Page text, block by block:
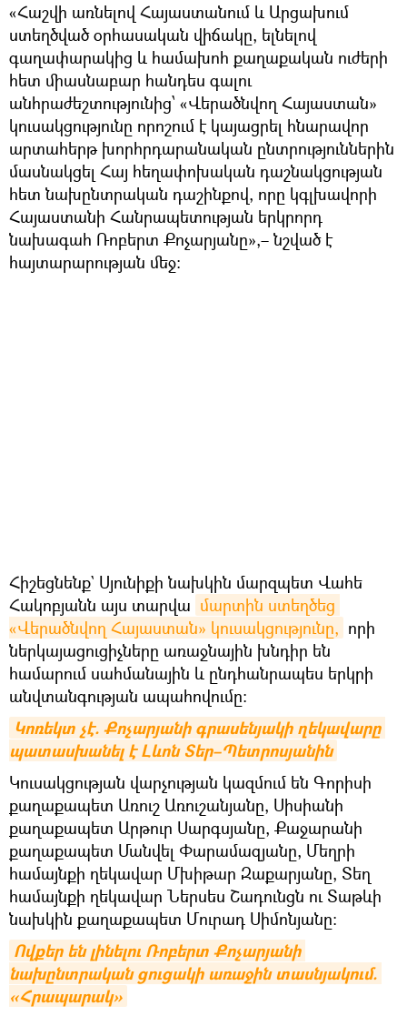
«Հաշվի առնելով Հայաստանում և Արցախում
ստեղծված օրհասական վիճակը, ելնելով
գաղափարակից և համախոհ քաղաքական ուժերի
հետ միասնաբար հանդես գալու
անհրաժեշտությունից՝ «Վերածնվող Հայաստան»
կուսակցությունը որոշում է կայացրել հնարավոր
արտահերթ խորհրդարանական ընտրություններին
մասնակցել Հայ հեղափոխական դաշնակցության
հետ նախընտրական դաշինքով, որը կգլխավորի
Հայաստանի Հանրապետության երկրորդ
նախագահ Ռոբերտ Քոչարյանը»,– նշված է
հայտարարության մեջ:
Հիշեցնենք` Սյունիքի նախկին մարզպետ Վահե
Հակոբյանն այս տարվա մարտին ստեղծեց
«Վերածնվող Հայաստան» կուսակցությունը, որի
ներկայացուցիչները առաջնային խնդիր են
համարում սահմանային և ընդհանրապես երկրի
անվտանգության ապահովումը։
Կոռեկտ չէ. Քոչարյանի գրասենյակի ղեկավարը
պատասխանել է Լևոն Տեր–Պետրոսյանին
Կուսակցության վարչության կազմում են Գորիսի
քաղաքապետ Առուշ Առուշանյանը, Սիսիանի
քաղաքապետ Արթուր Սարգսյանը, Քաջարանի
քաղաքապետ Մանվել Փարամազյանը, Մեղրի
համայնքի ղեկավար Մխիթար Զաքարյանը, Տեղ
համայնքի ղեկավար Ներսես Շադունցն ու Տաթևի
նախկին քաղաքապետ Մուրադ Սիմոնյանը:
Ովքեր են լինելու Ռոբերտ Քոչարյանի
նախընտրական ցուցակի առաջին տասնյակում.
«Հրապարակ»